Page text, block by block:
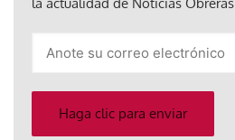
electrónico
Haga clic para enviar